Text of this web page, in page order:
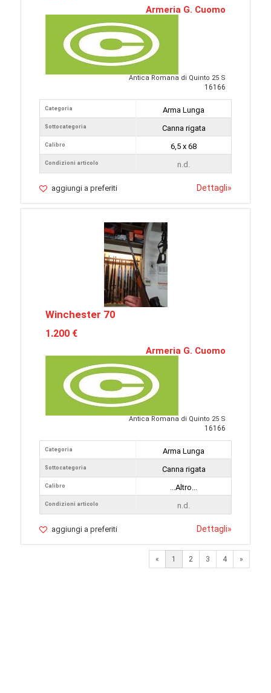
Armeria G. Cuomo
Antica Romana di Quinto 25 S
16166
Categoria
Sottocategoria
Calibro
Condizioni articolo
Arma Lunga
Canna rigata
6,5 x 68
n.d.
aggiungi a preferiti Dettagli»
Winchester 70
1.200 €
Armeria G. Cuomo
Antica Romana di Quinto 25 S
16166
Categoria
Sottocategoria
Calibro
Condizioni articolo
Arma Lunga
Canna rigata
...Altro...
n.d.
aggiungi a preferiti Dettagli»
« 1 2 3 4 »